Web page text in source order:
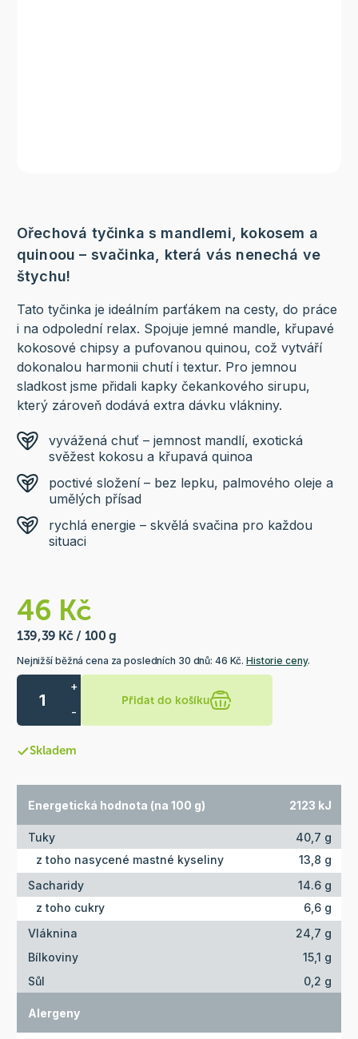
Ořechová tyčinka s mandlemi, kokosem a
quinoou – svačinka, která vás nenechá ve
štychu!
Tato tyčinka je ideálním parťákem na cesty, do práce
i na odpolední relax. Spojuje jemné mandle, křupavé
kokosové chipsy a pufovanou quinou, což vytváří
dokonalou harmonii chutí i textur. Pro jemnou
sladkost jsme přidali kapky čekankového sirupu,
který zároveň dodává extra dávku vlákniny.
vyvážená chuť – jemnost mandlí, exotická
svěžest kokosu a křupavá quinoa
poctivé složení – bez lepku, palmového oleje a
umělých přísad
rychlá energie – skvělá svačina pro každou
situaci
46 Kč
139,39 Kč / 100 g
Nejnižší běžná cena za posledních 30 dnů: 46 Kč.Historie ceny.
+
-
Přidat do košíku
Skladem
Energetická hodnota (na 100 g) 2123 kJ
Tuky
40,7 g
z toho nasycené mastné kyseliny
13,8 g
Sacharidy
14.6 g
z toho cukry
6,6 g
Vláknina
24,7 g
Bílkoviny
15,1 g
Sůl
0,2 g
Alergeny